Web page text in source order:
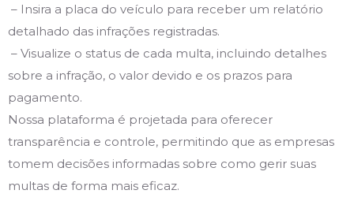
– Insira a placa do veículo para receber um relatório
detalhado das infrações registradas.
– Visualize o status de cada multa, incluindo detalhes
sobre a infração, o valor devido e os prazos para
pagamento.
Nossa plataforma é projetada para oferecer
transparência e controle, permitindo que as empresas
tomem decisões informadas sobre como gerir suas
multas de forma mais eficaz.